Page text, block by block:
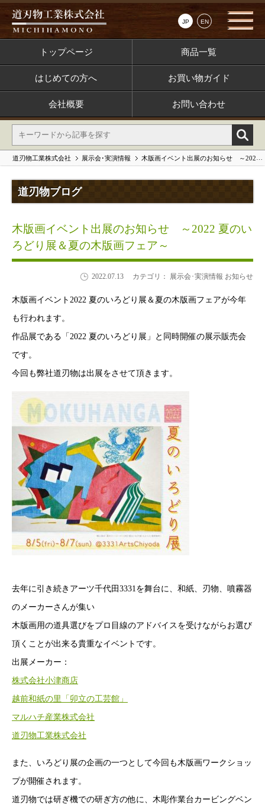
JP EN
トップページ 商品一覧
はじめての方へ お買い物ガイド
会社概要 お問い合わせ
道刃物工業株式会社 展示会･実演情報 木版画イベント出展のお知らせ ～2022 夏のいろどり展＆夏の木版画フェア～
道刃物ブログ
木版画イベント出展のお知らせ ～2022 夏のい
ろどり展＆夏の木版画フェア～
2022.07.13 カテゴリ： 展示会･実演情報 お知らせ
木版画イベント2022 夏のいろどり展＆夏の木版画フェアが今年
も行われます。
作品展である「2022 夏のいろどり展」と同時開催の展示販売会
です。
今回も弊社道刃物は出展をさせて頂きます。
去年に引き続きアーツ千代田3331を舞台に、和紙、刃物、噴霧器
のメーカーさんが集い
木版画用の道具選びをプロ目線のアドバイスを受けながらお選び
頂くことが出来る貴重なイベントです。
出展メーカー：
株式会社小津商店
越前和紙の里「卯立の工芸館」
マルハチ産業株式会社
道刃物工業株式会社
また、いろどり展の企画の一つとして今回も木版画ワークショッ
プが開催されます。
道刃物では研ぎ機での研ぎ方の他に、木彫作業台カービングベン